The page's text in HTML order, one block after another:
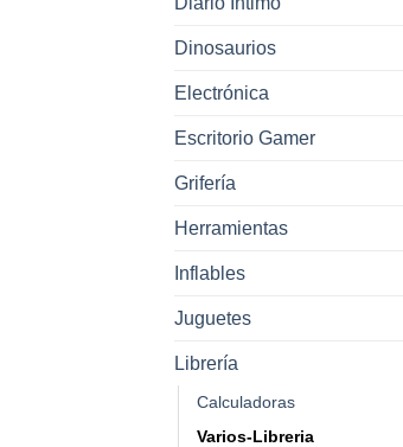
Dinosaurios
Electrónica
Escritorio Gamer
Grifería
Herramientas
Inflables
Juguetes
Librería
Calculadoras
Varios-Libreria